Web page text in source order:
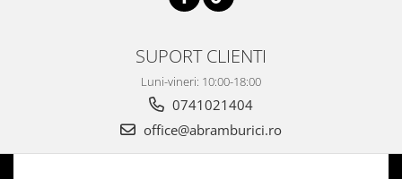
SUPORT CLIENTI
Luni-vineri: 10:00-18:00
0741021404
office@abramburici.ro